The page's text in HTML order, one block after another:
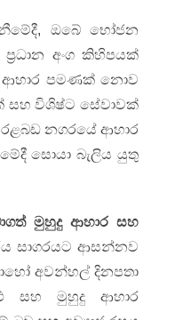
ඔබේ භෝජන
අංග කිහිපයක්
ආහාර පමණක් නොව
විශිෂ්ට සේවාවක්
නගරයේ ආහාර
සොයා බැලිය යුතු
මුහුදු ආහාර සහ
සාගරයට ආසන්නව
අවන්හල් දිනපතා
සහ මුහුදු ආහාර